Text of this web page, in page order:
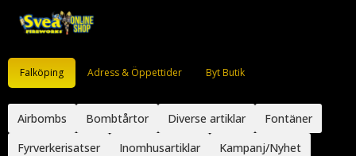
Falköping Adress & Öppettider Byt Butik
Airbombs Bombtårtor Diverse artiklar
Fontäner
Fyrverkerisatser
Inomhusartiklar
Kampanj/Nyhet